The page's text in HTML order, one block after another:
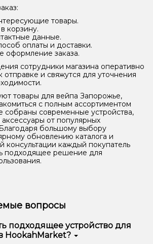
товары.
корзину.
данные.
оплаты и доставки.
оформление заказа.
сотрудники магазина оперативно
отправке и свяжутся для уточнения
товары для вейпа Запорожье,
с полным ассортиментом
собраны современные устройства,
от популярных
большому выбору
обновлению каталога и
консультации каждый покупатель
подходящее решение для
вопросы
подходящее устройство для
HookahMarket?